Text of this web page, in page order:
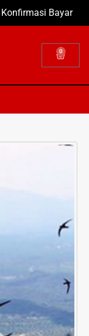
Konfirmasi Bayar
0